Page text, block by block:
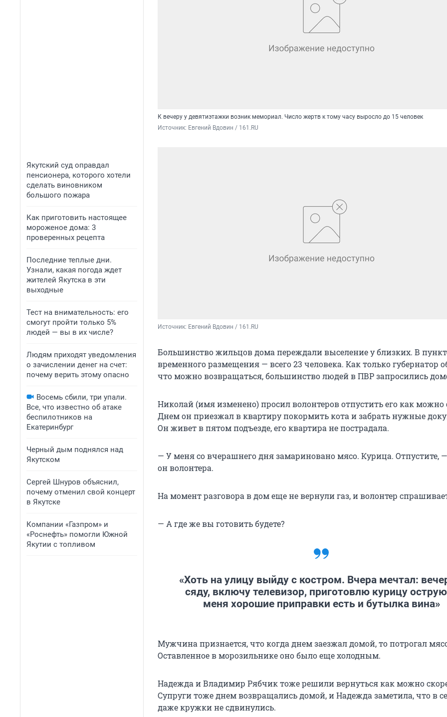
Якутский суд оправдал
пенсионера, которого хотели
сделать виновником
большого пожара
Как приготовить настоящее
мороженое дома: 3
проверенных рецепта
Последние теплые дни.
Узнали, какая погода ждет
жителей Якутска в эти
выходные
Тест на внимательность: его
смогут пройти только 5%
людей — вы в их числе?
Людям приходят уведомления
о зачислении денег на счет:
почему верить этому опасно
Восемь сбили, три упали.
Все, что известно об атаке
беспилотников на
Екатеринбург
Черный дым поднялся над
Якутском
Сергей Шнуров объяснил,
почему отменил свой концерт
в Якутске
Компании «Газпром» и
«Роснефть» помогли Южной
Якутии с топливом
К вечеру у девятиэтажки возник мемориал. Число жертв к тому часу выросло до 15 человек
Источник: Евгений Вдовин / 161.RU
Источник: Евгений Вдовин / 161.RU
Большинство жильцов дома переждали выселение у близких. В
временного размещения — всего 23 человека. Как только губернатор
что можно возвращаться, большинство людей в ПВР запросились
Николай (имя изменено) просил волонтеров отпустить его как можно
Днем он приезжал в квартиру покормить кота и забрать нужные
Он живет в пятом подъезде, его квартира не пострадала.
— У меня со вчерашнего дня замариновано мясо. Курица. Отпустите,
он волонтера.
На момент разговора в дом еще не вернули газ, и волонтер
— А где же вы готовить будете?
«Хоть на улицу выйду с костром. Вчера мечтал:
сяду, включу телевизор, приготовлю курицу
меня хорошие приправки есть и бутылка вина»
Мужчина признается, что когда днем заезжал домой, то потрогал
Оставленное в морозильнике оно было еще холодным.
Надежда и Владимир Рябчик тоже решили вернуться как можно
Супруги тоже днем возвращались домой, и Надежда заметила, что в
даже кружки не сдвинулись.